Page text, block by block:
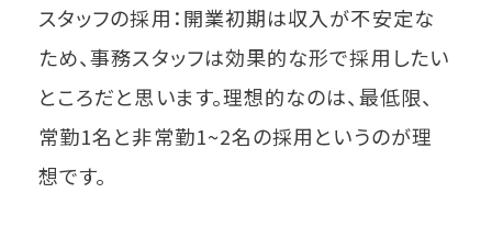
スタッフの採用：開業初期は収入が不安定な
ため、事務スタッフは効果的な形で採用したい
ところだと思います。理想的なのは、最低限、
常勤1名と非常勤1~2名の採用というのが理
想です。